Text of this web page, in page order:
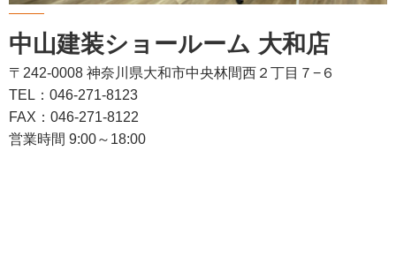
中山建装ショールーム 大和店
〒242-0008 神奈川県大和市中央林間西２丁目７−６
TEL：046-271-8123
FAX：046-271-8122
営業時間 9:00～18:00